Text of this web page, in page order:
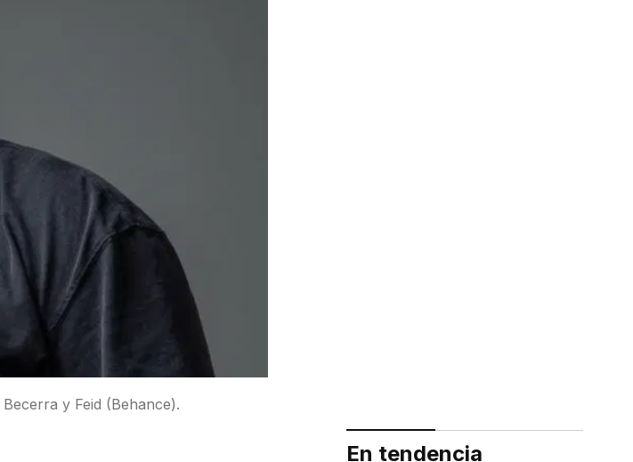
y Feid (Behance).
En tendencia